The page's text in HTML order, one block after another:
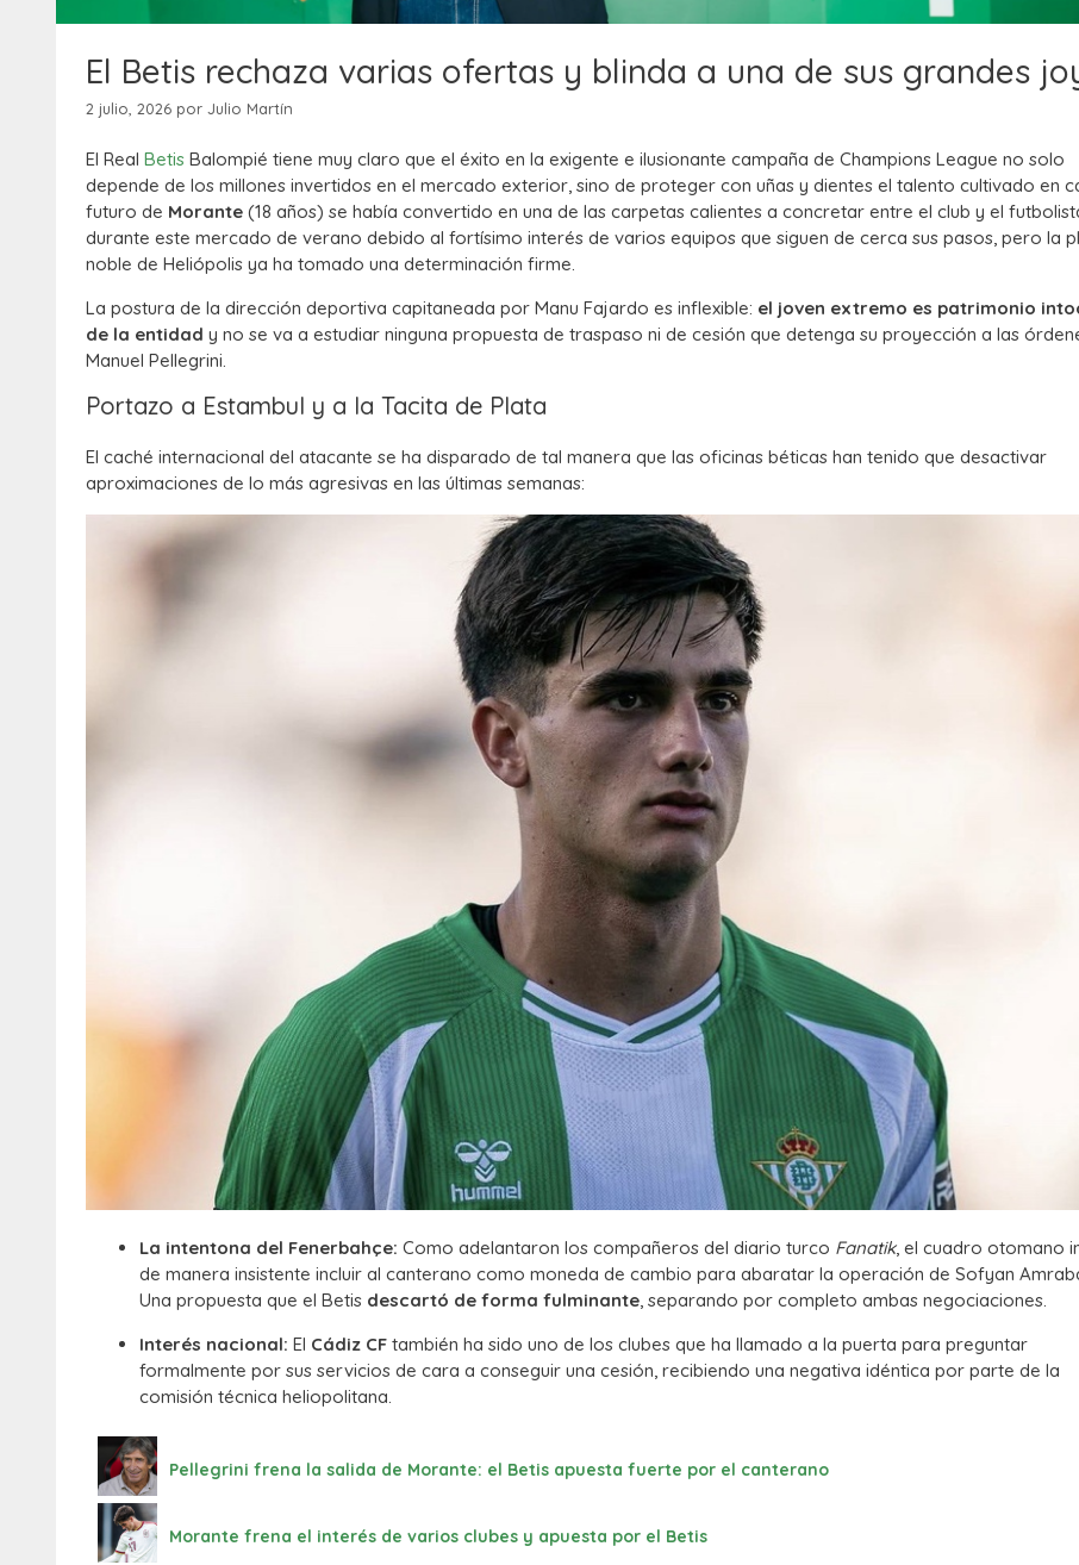
El Betis rechaza varias ofertas y blinda a una de sus grandes
2 julio, 2026 por Julio Martín
El Real Betis Balompié tiene muy claro que el éxito en la exigente e ilusionante campaña de Champions League no solo
depende de los millones invertidos en el mercado exterior, sino de proteger con uñas y dientes el talento cultivado en
futuro de Morante (18 años) se había convertido en una de las carpetas calientes a concretar entre el club y el
durante este mercado de verano debido al fortísimo interés de varios equipos que siguen de cerca sus pasos, pero la
noble de Heliópolis ya ha tomado una determinación firme.
La postura de la dirección deportiva capitaneada por Manu Fajardo es inflexible: el joven extremo es patrimonio
de la entidad y no se va a estudiar ninguna propuesta de traspaso ni de cesión que detenga su proyección a las
Manuel Pellegrini.
Portazo a Estambul y a la Tacita de Plata
El caché internacional del atacante se ha disparado de tal manera que las oficinas béticas han tenido que desactivar
aproximaciones de lo más agresivas en las últimas semanas:
La intentona del Fenerbahçe: Como adelantaron los compañeros del diario turco Fanatik, el cuadro otomano
de manera insistente incluir al canterano como moneda de cambio para abaratar la operación de Sofyan
Una propuesta que el Betis descartó de forma fulminante , separando por completo ambas negociaciones.
Interés nacional: El Cádiz CF también ha sido uno de los clubes que ha llamado a la puerta para preguntar
formalmente por sus servicios de cara a conseguir una cesión, recibiendo una negativa idéntica por parte de la
comisión técnica heliopolitana.
Pellegrini frena la salida de Morante: el Betis apuesta fuerte por el canterano
Morante frena el interés de varios clubes y apuesta por el Betis